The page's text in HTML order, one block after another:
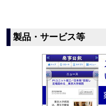
製品・サービス等